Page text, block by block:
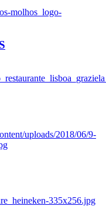
molhos_logo-
uploads/2018/06/9-
335x256.jpg